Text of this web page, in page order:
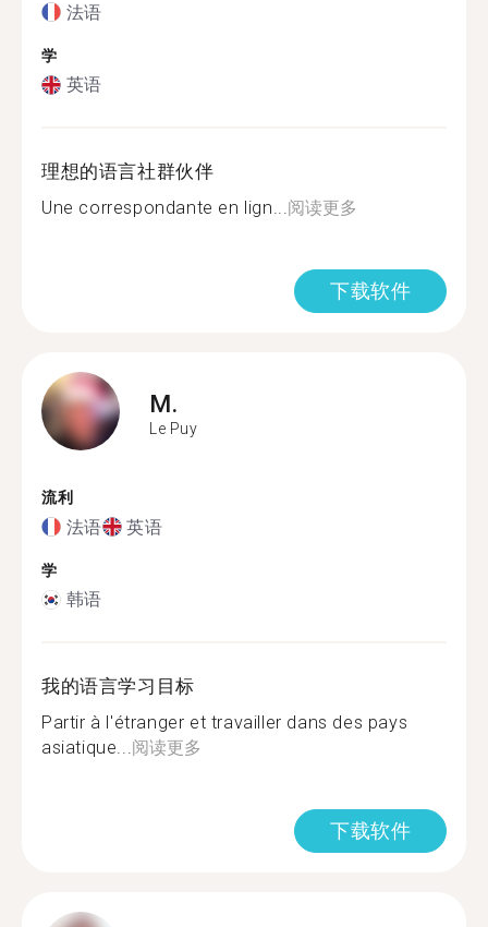
法语
学
英语
理想的语言社群伙伴
Une correspondante en lign...阅读更多
下载软件
M.
Le Puy
流利
法语 英语
学
韩语
我的语言学习目标
Partir à l'étranger et travailler dans des pays
asiatique...阅读更多
下载软件